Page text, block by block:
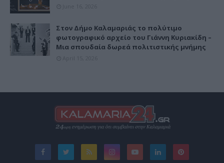
Στον Δήμο Καλαμαριάς το πολύτιμο
φωτογραφικό αρχείο του Γιάννη Κυριακίδη –
Μια σπουδαία δωρεά πολιτιστικής μνήμης